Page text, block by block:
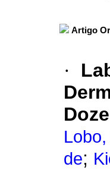
Artigo
·
de;